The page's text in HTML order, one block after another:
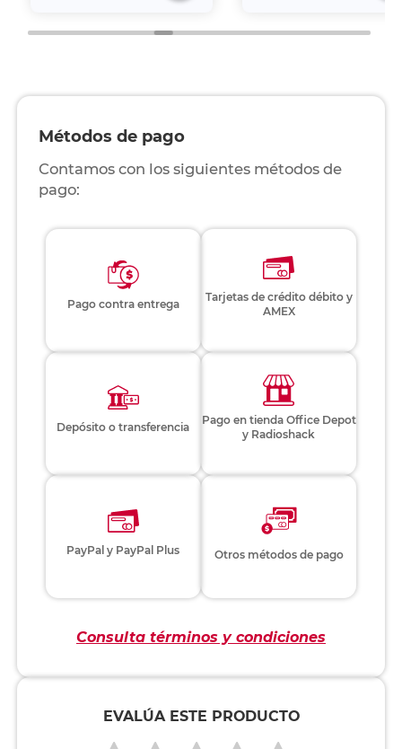
Métodos de pago
Contamos con los siguientes métodos de
pago:
Pago contra entrega
Tarjetas de crédito débito y
AMEX
Depósito o transferencia
Pago en tienda Office Depot
y Radioshack
PayPal y PayPal Plus Otros métodos de pago
Consulta términos y condiciones
EVALÚA ESTE PRODUCTO